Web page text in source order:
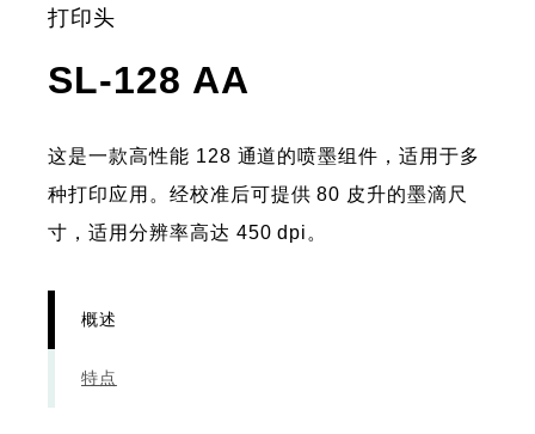
打印头
SL-128 AA
这是一款高性能 128 通道的喷墨组件，适用于多
种打印应用。经校准后可提供 80 皮升的墨滴尺
寸，适用分辨率高达 450 dpi。
概述
特点